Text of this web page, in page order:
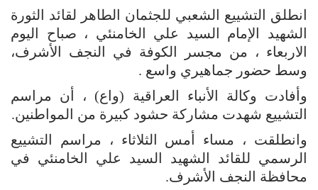
انطلق التشييع الشعبي للجثمان الطاهر لقائد الثورة
الشهيد الإمام السيد علي الخامنئي ، صباح اليوم
الاربعاء ، من مجسر الكوفة في النجف الأشرف،
وسط حضور جماهيري واسع .
وأفادت وكالة الأنباء العراقية (واع) ، أن مراسم
التشييع شهدت مشاركة حشود كبيرة من المواطنين.
وانطلقت ، مساء أمس الثلاثاء ، مراسم التشييع
الرسمي للقائد الشهيد السيد علي الخامنئي في
محافظة النجف الأشرف.